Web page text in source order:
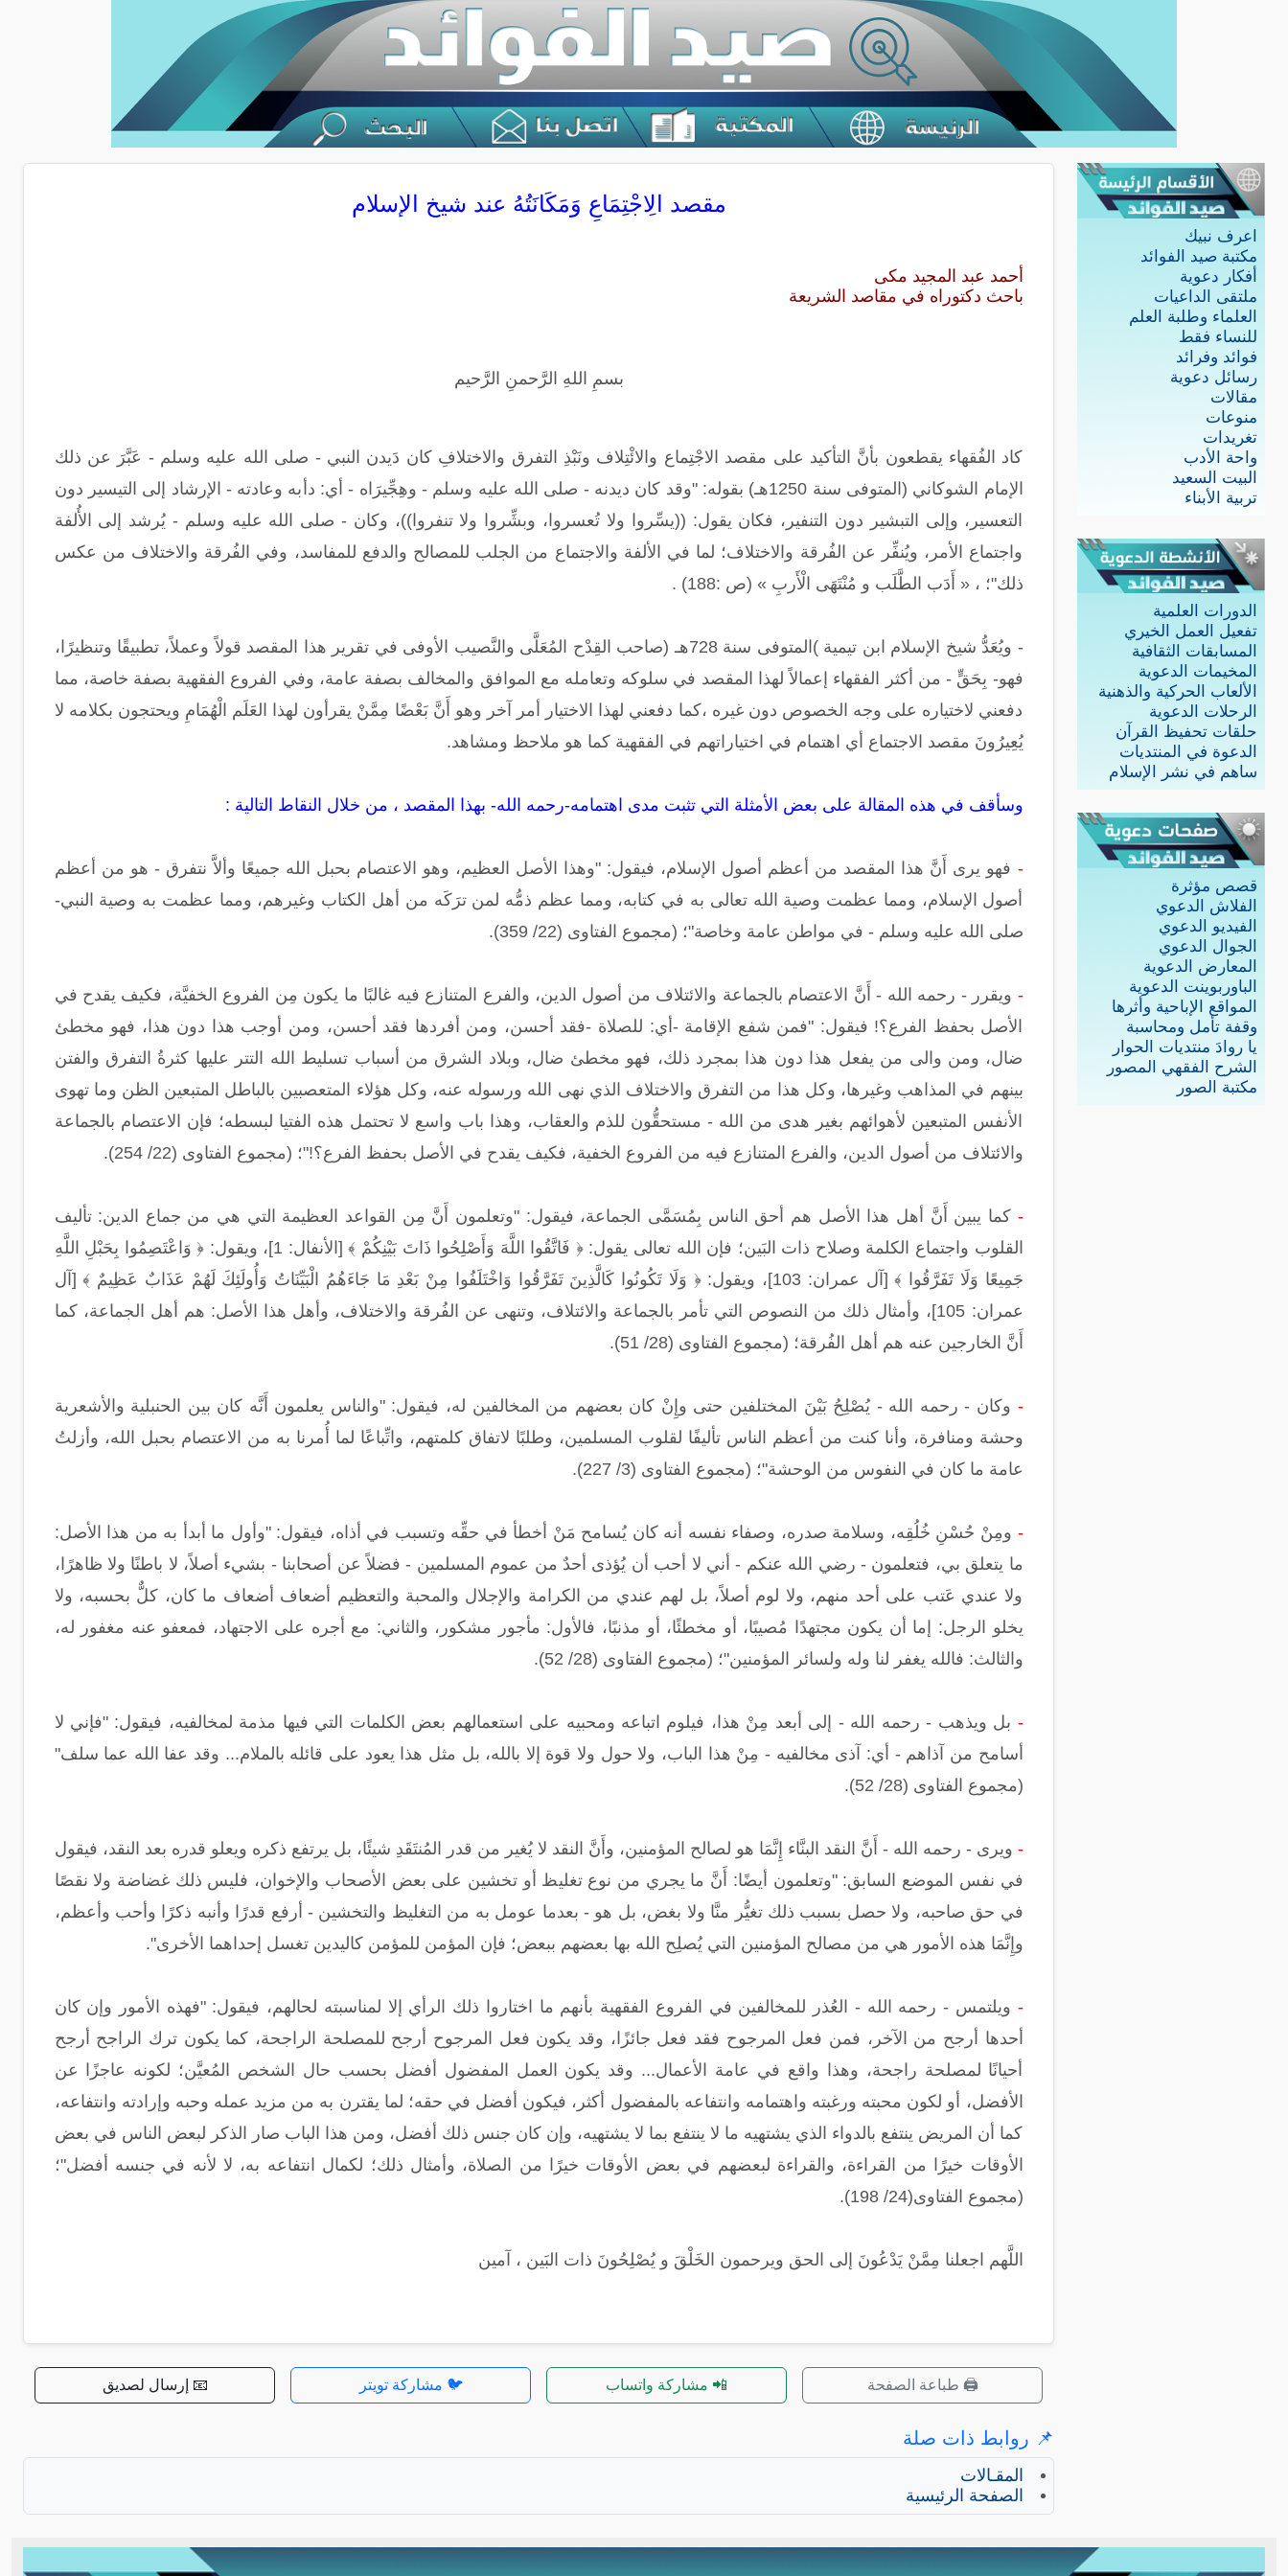
اعرف نبيك
مكتبة صيد الفوائد
أفكار دعوية
ملتقى الداعيات
العلماء وطلبة العلم
للنساء فقط
فوائد وفرائد
رسائل دعوية
مقالات
منوعات
تغريدات
واحة الأدب
البيت السعيد
تربية الأبناء
الدورات العلمية
تفعيل العمل الخيري
المسابقات الثقافية
المخيمات الدعوية
الألعاب الحركية والذهنية
الرحلات الدعوية
حلقات تحفيظ القرآن
الدعوة في المنتديات
ساهم في نشر الإسلام
قصص مؤثرة
الفلاش الدعوي
الفيديو الدعوي
الجوال الدعوي
المعارض الدعوية
الباوربوينت الدعوية
المواقع الإباحية وأثرها
وقفة تأمل ومحاسبة
يا روادَ منتديات الحوار
الشرح الفقهي المصور
مكتبة الصور
مقصد الِاجْتِمَاعِ وَمَكَانَتُهُ عند شيخ الإسلام
أحمد عبد المجيد مكى
باحث دكتوراه في مقاصد الشريعة
بسمِ اللهِ الرَّحمنِ الرَّحيم
كاد الفُقهاء يقطعون بأنَّ التأكيد على مقصد الاجْتِماع والائْتِلاف ونَبْذِ التفرق والاختلافِ كان دَيدن النبي - صلى الله عليه وسلم - عَبَّرَ عن ذلك
الإمام الشوكاني (المتوفى سنة 1250هـ) بقوله: "وقد كان ديدنه - صلى الله عليه وسلم - وهِجِّيرَاه - أي: دأبه وعادته - الإرشاد إلى التيسير دون
التعسير، وإلى التبشير دون التنفير، فكان يقول: ((يسِّروا ولا تُعسروا، وبشِّروا ولا تنفروا))، وكان - صلى الله عليه وسلم - يُرشد إلى الأُلفة
واجتماع الأمر، ويُنفِّر عن الفُرقة والاختلاف؛ لما في الألفة والاجتماع من الجلب للمصالح والدفع للمفاسد، وفي الفُرقة والاختلاف من عكس
ذلك"؛ ، « أَدَب الطَّلَب و مُنْتَهَى الْأَربِ » (ص :188) .
- ويُعَدُّ شيخ الإسلام ابن تيمية )المتوفى سنة 728هـ (صاحب القِدْح المُعَلَّى والنَّصيب الأوفى في تقرير هذا المقصد قولاً وعملاً، تطبيقًا وتنظيرًا،
فهو- بِحَقٍّ - من أكثر الفقهاء إعمالاً لهذا المقصد في سلوكه وتعامله مع الموافق والمخالف بصفة عامة، وفي الفروع الفقهية بصفة خاصة، مما
دفعني لاختياره على وجه الخصوص دون غيره ،كما دفعني لهذا الاختيار أمر آخر وهو أَنَّ بَعْضًا مِمَّنْ يقرأون لهذا العَلَم الْهُمَامِ ويحتجون بكلامه لا
يُعِيرُونَ مقصد الاجتماع أي اهتمام في اختياراتهم في الفقهية كما هو ملاحظ ومشاهد.
وسأقف في هذه المقالة على بعض الأمثلة التي تثبت مدى اهتمامه-رحمه الله- بهذا المقصد ، من خلال النقاط التالية :
- فهو يرى أَنَّ هذا المقصد من أعظم أصول الإسلام، فيقول: "وهذا الأصل العظيم، وهو الاعتصام بحبل الله جميعًا وألاَّ نتفرق - هو من أعظم
أصول الإسلام، ومما عظمت وصية الله تعالى به في كتابه، ومما عظم ذمُّه لمن ترَكَه من أهل الكتاب وغيرهم، ومما عظمت به وصية النبي-
صلى الله عليه وسلم - في مواطن عامة وخاصة"؛ (مجموع الفتاوى (22/ 359).
- ويقرر - رحمه الله - أَنَّ الاعتصام بالجماعة والائتلاف من أصول الدين، والفرع المتنازع فيه غالبًا ما يكون مِن الفروع الخفيَّة، فكيف يقدح في
الأصل بحفظ الفرع؟! فيقول: "فمن شفع الإقامة -أي: للصلاة -فقد أحسن، ومن أفردها فقد أحسن، ومن أوجب هذا دون هذا، فهو مخطئ
ضال، ومن والى من يفعل هذا دون هذا بمجرد ذلك، فهو مخطئ ضال، وبلاد الشرق من أسباب تسليط الله التتر عليها كثرةُ التفرق والفتن
بينهم في المذاهب وغيرها، وكل هذا من التفرق والاختلاف الذي نهى الله ورسوله عنه، وكل هؤلاء المتعصبين بالباطل المتبعين الظن وما تهوى
الأنفس المتبعين لأهوائهم بغير هدى من الله - مستحقُّون للذم والعقاب، وهذا باب واسع لا تحتمل هذه الفتيا لبسطه؛ فإن الاعتصام بالجماعة
والائتلاف من أصول الدين، والفرع المتنازع فيه من الفروع الخفية، فكيف يقدح في الأصل بحفظ الفرع؟!"؛ (مجموع الفتاوى (22/ 254).
- كما يبين أَنَّ أهل هذا الأصل هم أحق الناس بِمُسَمَّى الجماعة، فيقول: "وتعلمون أَنَّ مِن القواعد العظيمة التي هي من جماع الدين: تأليف
القلوب واجتماع الكلمة وصلاح ذات البَين؛ فإن الله تعالى يقول: ﴿ فَاتَّقُوا اللَّهَ وَأَصْلِحُوا ذَاتَ بَيْنِكُمْ ﴾ [الأنفال: 1]، ويقول: ﴿ وَاعْتَصِمُوا بِحَبْلِ اللَّهِ
جَمِيعًا وَلَا تَفَرَّقُوا ﴾ [آل عمران: 103]، ويقول: ﴿ وَلَا تَكُونُوا كَالَّذِينَ تَفَرَّقُوا وَاخْتَلَفُوا مِنْ بَعْدِ مَا جَاءَهُمُ الْبَيِّنَاتُ وَأُولَئِكَ لَهُمْ عَذَابٌ عَظِيمٌ ﴾ [آل
عمران: 105]، وأمثال ذلك من النصوص التي تأمر بالجماعة والائتلاف، وتنهى عن الفُرقة والاختلاف، وأهل هذا الأصل: هم أهل الجماعة، كما
أَنَّ الخارجين عنه هم أهل الفُرقة؛ (مجموع الفتاوى (28/ 51).
- وكان - رحمه الله - يُصْلِحُ بَيْنَ المختلفين حتى وإِنْ كان بعضهم من المخالفين له، فيقول: "والناس يعلمون أَنَّه كان بين الحنبلية والأشعرية
وحشة ومنافرة، وأنا كنت من أعظم الناس تأليفًا لقلوب المسلمين، وطلبًا لاتفاق كلمتهم، واتِّباعًا لما أُمرنا به من الاعتصام بحبل الله، وأزلتُ
عامة ما كان في النفوس من الوحشة"؛ (مجموع الفتاوى (3/ 227).
- ومِنْ حُسْنِ خُلُقِه، وسلامة صدره، وصفاء نفسه أنه كان يُسامح مَنْ أخطأ في حقِّه وتسبب في أذاه، فيقول: "وأول ما أبدأ به من هذا الأصل:
ما يتعلق بي، فتعلمون - رضي الله عنكم - أني لا أحب أن يُؤذى أحدٌ من عموم المسلمين - فضلاً عن أصحابنا - بشيء أصلاً، لا باطنًا ولا ظاهرًا،
ولا عندي عَتب على أحد منهم، ولا لوم أصلاً، بل لهم عندي من الكرامة والإجلال والمحبة والتعظيم أضعاف أضعاف ما كان، كلٌّ بحسبه، ولا
يخلو الرجل: إما أن يكون مجتهدًا مُصيبًا، أو مخطئًا، أو مذنبًا، فالأول: مأجور مشكور، والثاني: مع أجره على الاجتهاد، فمعفو عنه مغفور له،
والثالث: فالله يغفر لنا وله ولسائر المؤمنين"؛ (مجموع الفتاوى (28/ 52).
- بل ويذهب - رحمه الله - إلى أبعد مِنْ هذا، فيلوم اتباعه ومحبيه على استعمالهم بعض الكلمات التي فيها مذمة لمخالفيه، فيقول: "فإني لا
أسامح من آذاهم - أي: آذى مخالفيه - مِنْ هذا الباب، ولا حول ولا قوة إلا بالله، بل مثل هذا يعود على قائله بالملام... وقد عفا الله عما سلف"
(مجموع الفتاوى (28/ 52).
- ويرى - رحمه الله - أَنَّ النقد البنَّاء إِنَّمَا هو لصالح المؤمنين، وأَنَّ النقد لا يُغير من قدر المُنتَقَدِ شيئًا، بل يرتفع ذكره ويعلو قدره بعد النقد، فيقول
في نفس الموضع السابق: "وتعلمون أيضًا: أَنَّ ما يجري من نوع تغليظ أو تخشين على بعض الأصحاب والإخوان، فليس ذلك غضاضة ولا نقصًا
في حق صاحبه، ولا حصل بسبب ذلك تغيُّر منَّا ولا بغض، بل هو - بعدما عومل به من التغليظ والتخشين - أرفع قدرًا وأنبه ذكرًا وأحب وأعظم،
وإِنَّمَا هذه الأمور هي من مصالح المؤمنين التي يُصلِح الله بها بعضهم ببعض؛ فإن المؤمن للمؤمن كاليدين تغسل إحداهما الأخرى".
- ويلتمس - رحمه الله - العُذر للمخالفين في الفروع الفقهية بأنهم ما اختاروا ذلك الرأي إلا لمناسبته لحالهم، فيقول: "فهذه الأمور وإن كان
أحدها أرجح من الآخر، فمن فعل المرجوح فقد فعل جائزًا، وقد يكون فعل المرجوح أرجح للمصلحة الراجحة، كما يكون ترك الراجح أرجح
أحيانًا لمصلحة راجحة، وهذا واقع في عامة الأعمال... وقد يكون العمل المفضول أفضل بحسب حال الشخص المُعيَّن؛ لكونه عاجزًا عن
الأفضل، أو لكون محبته ورغبته واهتمامه وانتفاعه بالمفضول أكثر، فيكون أفضل في حقه؛ لما يقترن به من مزيد عمله وحبه وإرادته وانتفاعه،
كما أن المريض ينتفع بالدواء الذي يشتهيه ما لا ينتفع بما لا يشتهيه، وإن كان جنس ذلك أفضل، ومن هذا الباب صار الذكر لبعض الناس في بعض
الأوقات خيرًا من القراءة، والقراءة لبعضهم في بعض الأوقات خيرًا من الصلاة، وأمثال ذلك؛ لكمال انتفاعه به، لا لأنه في جنسه أفضل"؛
(مجموع الفتاوى(24/ 198).
اللَّهم اجعلنا مِمَّنْ يَدْعُونَ إلى الحق ويرحمون الخَلْقَ و يُصْلِحُونَ ذات البَين ، آمين
🖨️ طباعة الصفحة 📲 مشاركة واتساب 🐦 مشاركة تويتر 📧 إرسال لصديق
📌 روابط ذات صلة
المقـالات
الصفحة الرئيسية